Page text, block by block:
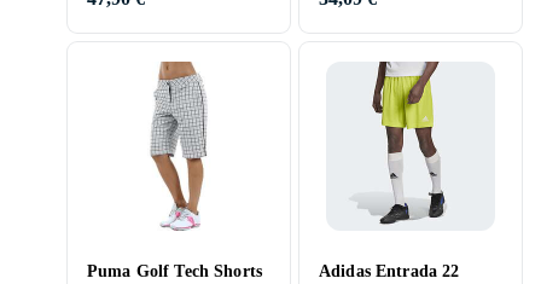
Puma Golf Tech Shorts
Adidas Entrada 22